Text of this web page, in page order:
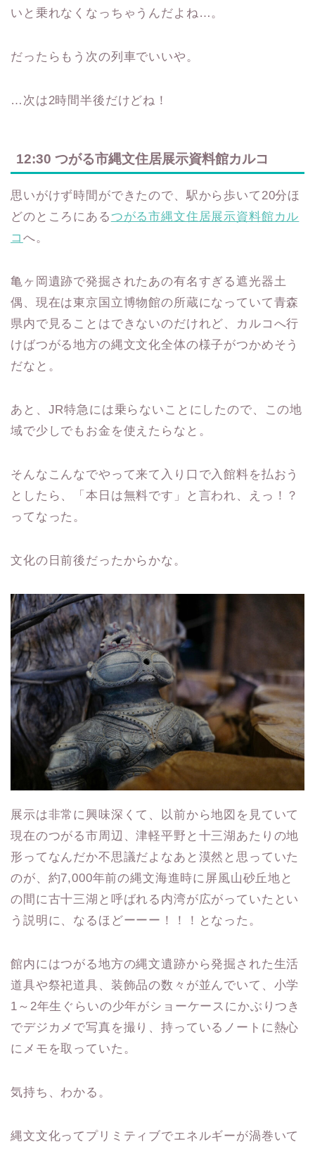
いと乗れなくなっちゃうんだよね…。
だったらもう次の列車でいいや。
…次は2時間半後だけどね！
12:30 つがる市縄文住居展示資料館カルコ
思いがけず時間ができたので、駅から歩いて20分ほ
どのところにある つがる市縄文住居展示資料館カル
コ へ。
亀ヶ岡遺跡で発掘されたあの有名すぎる遮光器土
偶、現在は東京国立博物館の所蔵になっていて青森
県内で見ることはできないのだけれど、カルコへ行
けばつがる地方の縄文文化全体の様子がつかめそう
だなと。
あと、JR特急には乗らないことにしたので、この地
域で少しでもお金を使えたらなと。
そんなこんなでやって来て入り口で入館料を払おう
としたら、「本日は無料です」と言われ、えっ！？
ってなった。
文化の日前後だったからかな。
展示は非常に興味深くて、以前から地図を見ていて
現在のつがる市周辺、津軽平野と十三湖あたりの地
形ってなんだか不思議だよなあと漠然と思っていた
のが、約7,000年前の縄文海進時に屏風山砂丘地と
の間に古十三湖と呼ばれる内湾が広がっていたとい
う説明に、なるほどーーー！！！となった。
館内にはつがる地方の縄文遺跡から発掘された生活
道具や祭祀道具、装飾品の数々が並んでいて、小学
1～2年生ぐらいの少年がショーケースにかぶりつき
でデジカメで写真を撮り、持っているノートに熱心
にメモを取っていた。
気持ち、わかる。
縄文文化ってプリミティブでエネルギーが渦巻いて